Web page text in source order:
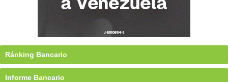
Ránking Bancario
Informe Bancario